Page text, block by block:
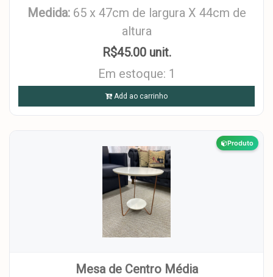
Medida: 65 x 47cm de largura X 44cm de
altura
R$45.00 unit.
Em estoque: 1
Add ao carrinho
Produto
Mesa de Centro Média